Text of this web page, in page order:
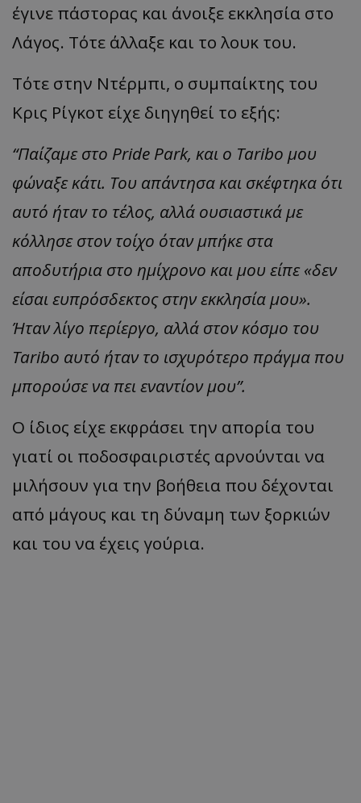
έγινε πάστορας και άνοιξε εκκλησία στο
Λάγος. Τότε άλλαξε και το λουκ του.
Τότε στην Ντέρμπι, ο συμπαίκτης του
Κρις Ρίγκοτ είχε διηγηθεί το εξής:
“Παίζαμε στο Pride Park, και ο Taribo μου
φώναξε κάτι. Του απάντησα και σκέφτηκα ότι
αυτό ήταν το τέλος, αλλά ουσιαστικά με
κόλλησε στον τοίχο όταν μπήκε στα
αποδυτήρια στο ημίχρονο και μου είπε «δεν
είσαι ευπρόσδεκτος στην εκκλησία μου».
Ήταν λίγο περίεργο, αλλά στον κόσμο του
Taribo αυτό ήταν το ισχυρότερο πράγμα που
μπορούσε να πει εναντίον μου”.
Ο ίδιος είχε εκφράσει την απορία του
γιατί οι ποδοσφαιριστές αρνούνται να
μιλήσουν για την βοήθεια που δέχονται
από μάγους και τη δύναμη των ξορκιών
και του να έχεις γούρια.